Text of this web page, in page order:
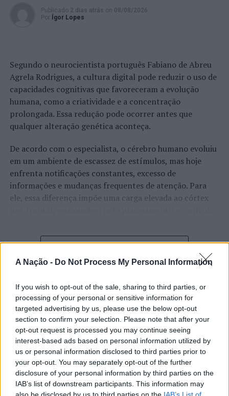
A Nação - Do Not Process My Personal Information
If you wish to opt-out of the sale, sharing to third parties, or
processing of your personal or sensitive information for
targeted advertising by us, please use the below opt-out
section to confirm your selection. Please note that after your
opt-out request is processed you may continue seeing
interest-based ads based on personal information utilized by
us or personal information disclosed to third parties prior to
your opt-out. You may separately opt-out of the further
disclosure of your personal information by third parties on the
IAB’s list of downstream participants. This information may
VIANA DO CASTELO
NÃO PERCA
Estudo sobre turismo nas áreas protegidas vai ser
apresentado na Universidade do Minho
Publicado 2 dias atrás on 08/08/2026
Por
Ígor Lopes
Segundo o neurocientista português Fabiano de Abreu
Agrela Rodrigues, a cultura digital pode reduzir o uso de
capacidades cognitivas que favoreceram a evolução
humana, como a criatividade e a concentração
prolongada. Essa redução pode ocorrer antes que
qualquer alteração genética aconteça.
De acordo com o especialista, o cérebro humano evoluiu
em um ambiente de escassez de estímulos, mas hoje
enfrenta notificações constantes, excesso de
informações e mudanças frequentes de atenção. Para
ele, essa diferença impõe uma carga elevada ao córtex
O pesquisador afirma que plataformas digitais também
estimulam continuamente o sistema de recompensa do
cérebro, favorecendo a fadiga mental, a dificuldade de
manter a atenção e a procrastinação. Na sua visão,
tarefas inacabadas permanecem ativas na memória e
aumentam a sensação de sobrecarga, enquanto o stress
prolongado pode elevar os níveis de cortisol e
prejudicar o desempenho cognitivo.
Fabiano de Abreu Agrela Rodrigues ressalta que não há
evidências de que o ambiente digital provoque mudanças
genéticas na espécie humana. A adaptação observada,
afirma, ocorre por meio da neuroplasticidade, processo
CONTINUAR A LER
ATUALIDADE
“Millennium Estoril Open 2026”
regressou ao circuito ATP com
vitória do francês Luca Van Assche
Publicado 3 dias atrás on 07/08/2026
Ígor Lopes